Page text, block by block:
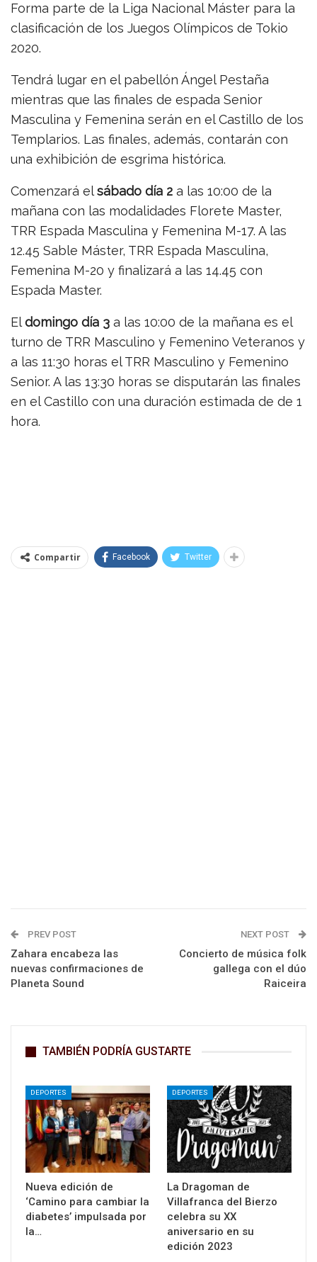
Forma parte de la Liga Nacional Máster para la
clasificación de los Juegos Olímpicos de Tokio
2020.
Tendrá lugar en el pabellón Ángel Pestaña
mientras que las finales de espada Senior
Masculina y Femenina serán en el Castillo de los
Templarios. Las finales, además, contarán con
una exhibición de esgrima histórica.
Comenzará elsábado día 2 a las 10:00 de la
mañana con las modalidades Florete Master,
TRR Espada Masculina y Femenina M-17. A las
12.45 Sable Máster, TRR Espada Masculina,
Femenina M-20 y finalizará a las 14.45 con
Espada Master.
Eldomingo día 3 a las 10:00 de la mañana es el
turno de TRR Masculino y Femenino Veteranos y
a las 11:30 horas el TRR Masculino y Femenino
Senior. A las 13:30 horas se disputarán las finales
en el Castillo con una duración estimada de de 1
hora.
Compartir Facebook Twitter
PREV POST
Zahara encabeza las
nuevas confirmaciones de
Planeta Sound
NEXT POST
Concierto de música folk
gallega con el dúo
Raiceira
TAMBIÉN PODRÍA GUSTARTE
DEPORTES
Nueva edición de
‘Camino para cambiar la
diabetes’ impulsada por
la…
DEPORTES
La Dragoman de
Villafranca del Bierzo
celebra su XX
aniversario en su
edición 2023